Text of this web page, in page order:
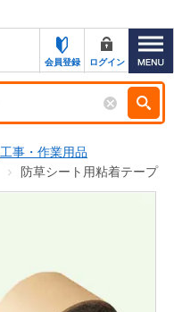
会員登録 ログイン
工事・作業用品
防草シート用粘着テープ